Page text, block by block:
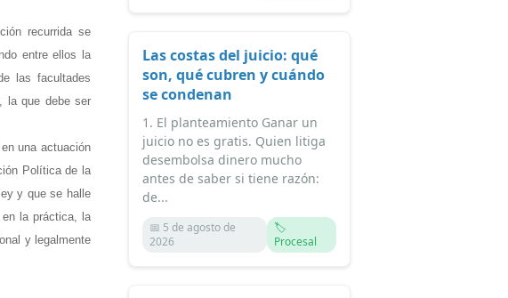
recurrida se
entre ellos la
las facultades
la que debe ser
una actuación
Política de la
y que se halle
la práctica, la
y legalmente
Las costas del juicio: qué
son, qué cubren y cuándo
se condenan
1. El planteamiento Ganar un
juicio no es gratis. Quien litiga
desembolsa dinero mucho
antes de saber si tiene razón:
de...
📅 5 de agosto de
2026
🏷️
Procesal